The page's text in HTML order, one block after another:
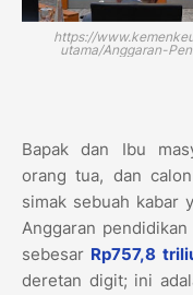
https://
utama/Anggaran-
Bapak dan Ibu
orang tua, dan
simak sebuah kabar
Anggaran
sebesar Rp757,8
deretan digit; ini